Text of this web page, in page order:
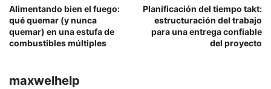
Alimentando bien el fuego:
qué quemar (y nunca
quemar) en una estufa de
combustibles múltiples
Planificación del tiempo takt:
estructuración del trabajo
para una entrega confiable
del proyecto
maxwelhelp